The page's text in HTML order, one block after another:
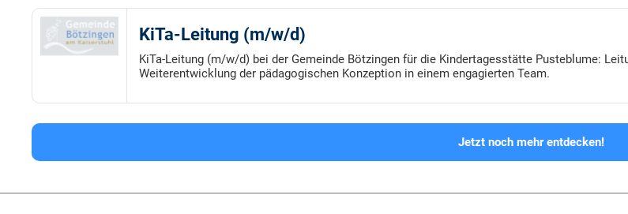
KiTa-Leitung (m/w/d)
KiTa-Leitung (m/w/d) bei der Gemeinde Bötzingen für die Kindertagesstätte Pusteblume:
Weiterentwicklung der pädagogischen Konzeption in einem engagierten Team.
Jetzt noch mehr entdecken!